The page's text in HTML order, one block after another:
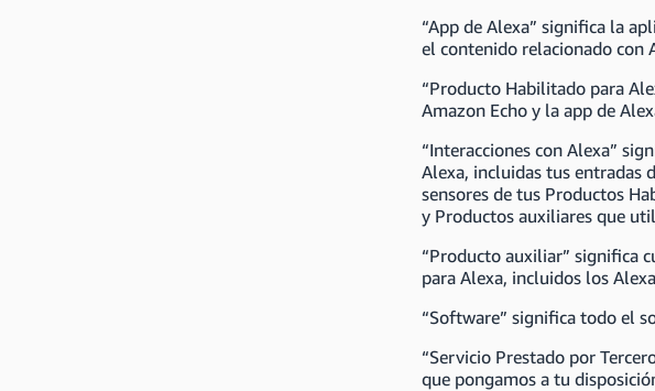
“App de Alexa” significa la
el contenido relacionado con
“Producto Habilitado para
Amazon Echo y la app de
“Interacciones con Alexa”
Alexa, incluidas tus entradas
sensores de tus Productos
y Productos auxiliares que
“Producto auxiliar” significa
para Alexa, incluidos los
“Software” significa todo el
“Servicio Prestado por
que pongamos a tu